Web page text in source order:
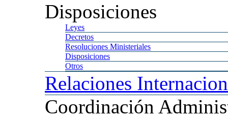
Disposiciones
Leyes
Decretos
Resoluciones Ministeriales
Disposiciones
Otros
Relaciones
Coordinación